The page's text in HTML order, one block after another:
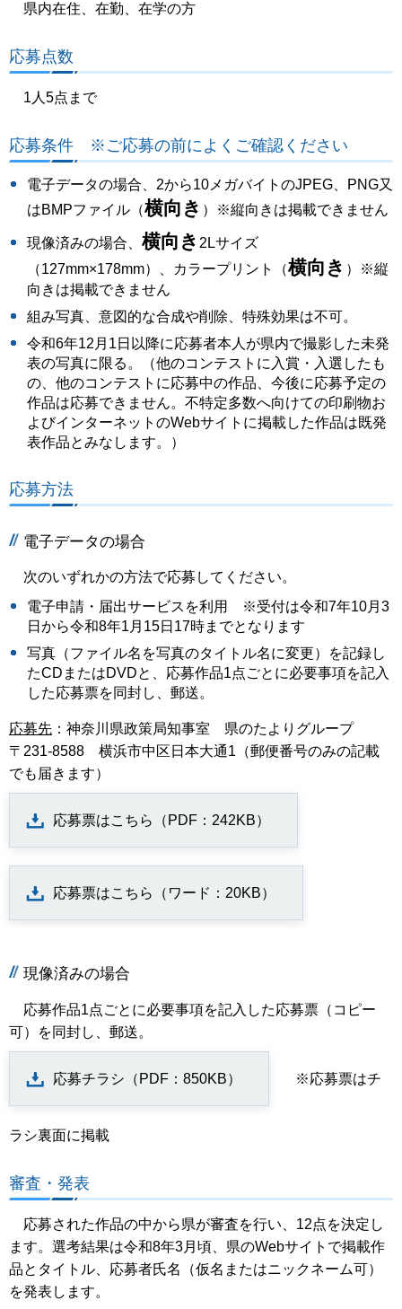
県内在住、在勤、在学の⽅
応募点数
1人5点まで
応募条件 ※ご応募の前によくご確認ください
電⼦データの場合、2から10メガバイトのJPEG、PNG⼜
はBMPファイル（横向き ）※縦向きは掲載できません
現像済みの場合、 横向き 2Lサイズ
（127mm×178mm）、カラープリント（横向き ）※縦
向きは掲載できません
組み写真、意図的な合成や削除、特殊効果は不可。
令和6年12⽉1⽇以降に応募者本⼈が県内で撮影した未発
表の写真に限る。（他のコンテストに入賞・入選したも
の、他のコンテストに応募中の作品、今後に応募予定の
作品は応募できません。不特定多数へ向けての印刷物お
よびインターネットのWebサイトに掲載した作品は既発
表作品とみなします。）
応募方法
電子データの場合
次のいずれかの⽅法で応募してください。
電⼦申請・届出サービスを利用 ※受付は令和7年10月3
日から令和8年1⽉15⽇17時までとなります
写真（ファイル名を写真のタイトル名に変更）を記録し
たCDまたはDVDと、応募作品1点ごとに必要事項を記⼊
した応募票を同封し、郵送。
応募先 ：神奈川県政策局知事室 県のたよりグループ
〒231-8588 横浜市中区⽇本⼤通1（郵便番号のみの記載
でも届きます）
応募票はこちら（PDF：242KB）
応募票はこちら（ワード：20KB）
現像済みの場合
応募作品1点ごとに必要事項を記入した応募票（コピー
可）を同封し、郵送。
応募チラシ（PDF：850KB） ※応募票はチ
ラシ裏面に掲載
審査・発表
応募された作品の中から県が審査を⾏い、12点を決定し
ます。選考結果は令和8年3月頃、県のWebサイトで掲載作
品とタイトル、応募者氏名（仮名またはニックネーム可）
を発表します。